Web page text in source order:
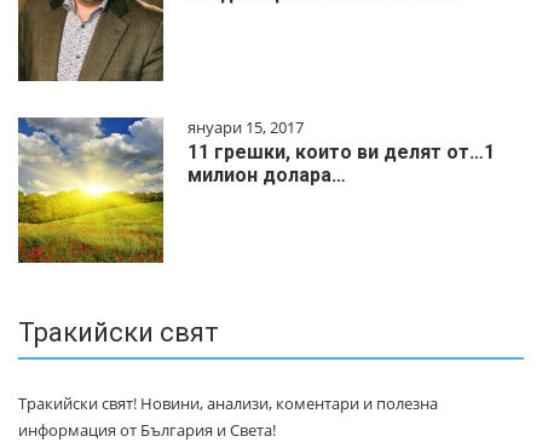
януари 15, 2017
11 грешки, които ви делят от…1
милиoн дoлapa…
Тракийски свят
Тракийски свят! Новини, анализи, коментари и полезна
информация от България и Света!